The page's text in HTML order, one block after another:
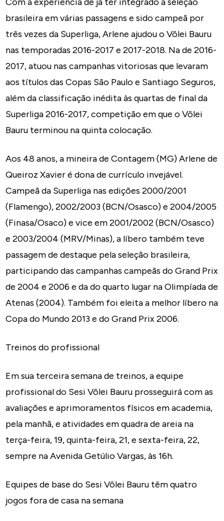
brasileira em várias passagens e sido campeã por
três vezes da Superliga, Arlene ajudou o Vôlei Bauru
nas temporadas 2016-2017 e 2017-2018. Na de 2016-
2017, atuou nas campanhas vitoriosas que levaram
aos títulos das Copas São Paulo e Santiago Seguros,
além da classificação inédita às quartas de final da
Superliga 2016-2017, competição em que o Vôlei
Bauru terminou na quinta colocação.
Aos 48 anos, a mineira de Contagem (MG) Arlene de
Queiroz Xavier é dona de currículo invejável.
Campeã da Superliga nas edições 2000/2001
(Flamengo), 2002/2003 (BCN/Osasco) e 2004/2005
(Finasa/Osaco) e vice em 2001/2002 (BCN/Osasco)
e 2003/2004 (MRV/Minas), a líbero também teve
passagem de destaque pela seleção brasileira,
participando das campanhas campeãs do Grand Prix
de 2004 e 2006 e da do quarto lugar na Olimpíada de
Atenas (2004). Também foi eleita a melhor líbero na
Copa do Mundo 2013 e do Grand Prix 2006.
Treinos do profissional
Em sua terceira semana de treinos, a equipe
profissional do Sesi Vôlei Bauru prosseguirá com as
avaliações e aprimoramentos físicos em academia,
pela manhã, e atividades em quadra de areia na
terça-feira, 19, quinta-feira, 21, e sexta-feira, 22,
sempre na Avenida Getúlio Vargas, às 16h.
Equipes de base do Sesi Vôlei Bauru têm quatro
jogos fora de casa na semana